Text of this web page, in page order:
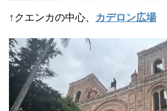
↑クエンカの中心、 カデロン広場